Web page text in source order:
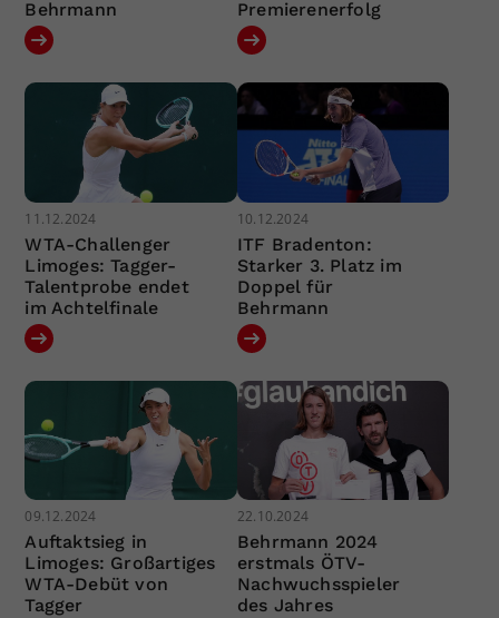
Behrmann
Premierenerfolg
11.12.2024
WTA-Challenger
Limoges: Tagger-
Talentprobe endet
im Achtelfinale
10.12.2024
ITF Bradenton:
Starker 3. Platz im
Doppel für
Behrmann
09.12.2024
Auftaktsieg in
Limoges: Großartiges
WTA-Debüt von
Tagger
22.10.2024
Behrmann 2024
erstmals ÖTV-
Nachwuchsspieler
des Jahres